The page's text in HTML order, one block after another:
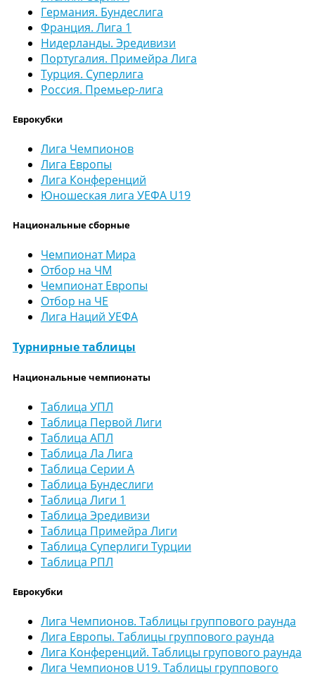
Германия. Бундеслига
Франция. Лига 1
Нидерланды. Эредивизи
Португалия. Примейра Лига
Турция. Суперлига
Россия. Премьер-лига
Еврокубки
Лига Чемпионов
Лига Европы
Лига Конференций
Юношеская лига УЕФА U19
Национальные сборные
Чемпионат Мира
Отбор на ЧМ
Чемпионат Европы
Отбор на ЧЕ
Лига Наций УЕФА
Турнирные таблицы
Национальные чемпионаты
Таблица УПЛ
Таблица Первой Лиги
Таблица АПЛ
Таблица Ла Лига
Таблица Серии А
Таблица Бундеслиги
Таблица Лиги 1
Таблица Эредивизи
Таблица Примейра Лиги
Таблица Суперлиги Турции
Таблица РПЛ
Еврокубки
Лига Чемпионов. Таблицы группового раунда
Лига Европы. Таблицы группового раунда
Лига Конференций. Таблицы групового раунда
Лига Чемпионов U19. Таблицы группового